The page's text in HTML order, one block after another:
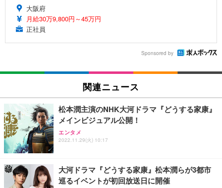
大阪府
月給30万9,800円～45万円
正社員
Sponsored by
関連ニュース
松本潤主演のNHK大河ドラマ『どうする家康』
メインビジュアル公開！
エンタメ
2022.11.29(火) 10:17
大河ドラマ『どうする家康』松本潤らが3都市
巡るイベントが初回放送日に開催